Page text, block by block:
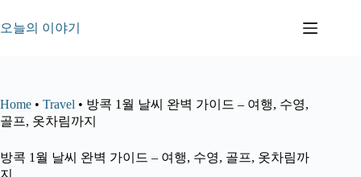
문
뛰
기
오늘의 이야기
Home • Travel • 방콕 1월 날씨 완벽 가이드 – 여행, 수영,
골프, 옷차림까지
방콕 1월 날씨 완벽 가이드 – 여행, 수영, 골프, 옷차림까
지